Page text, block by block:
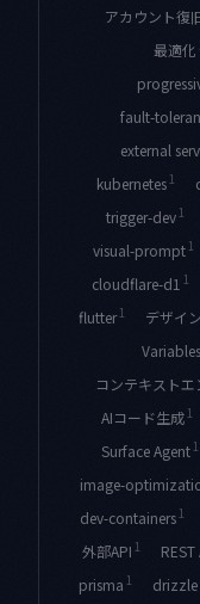
アカウント復
最適化
fault-
external
kubernetes 1
trigger-dev 1
visual-prompt 1
cloudflare-d1 1
flutter 1 デザイ
Variables
コンテキストエ
AIコード生成 1
Surface Agent 1
image-
dev-containers 1
外部API 1 REST
prisma 1 drizzle